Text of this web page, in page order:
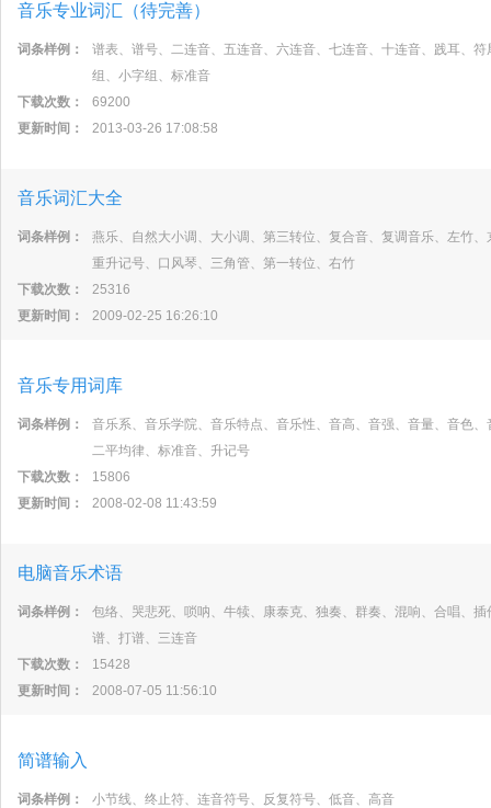
音乐专业词汇（待完善）
词条样例：
谱表、谱号、二连音、五连音、六连音、七连音、十连音、践耳、
组、小字组、标准音
下载次数：
69200
更新时间：
2013-03-26 17:08:58
音乐词汇大全
词条样例：
燕乐、自然大小调、大小调、第三转位、复合音、复调音乐、左竹
重升记号、口风琴、三角管、第一转位、右竹
下载次数：
25316
更新时间：
2009-02-25 16:26:10
音乐专用词库
词条样例：
音乐系、音乐学院、音乐特点、音乐性、音高、音强、音量、音色
二平均律、标准音、升记号
下载次数：
15806
更新时间：
2008-02-08 11:43:59
电脑音乐术语
词条样例：
包络、哭悲死、唢呐、牛犊、康泰克、独奏、群奏、混响、合唱、
谱、打谱、三连音
下载次数：
15428
更新时间：
2008-07-05 11:56:10
简谱输入
词条样例：
小节线、终止符、连音符号、反复符号、低音、高音